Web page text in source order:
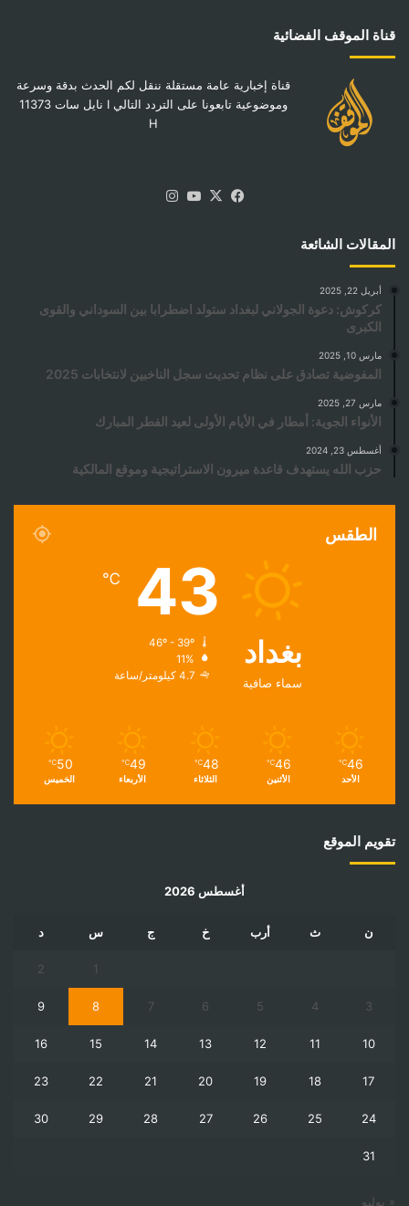
قناة الموقف الفضائية
قناة إخبارية عامة مستقلة ننقل لكم الحدث بدقة وسرعة
وموضوعية تابعونا على التردد التالي I نايل سات 11373
H
فيسبوك
‫X
‫YouTube
المقالات الشائعة
أبريل 22, 2025
كركوش: دعوة الجولاني لبغداد ستولد اضطرابا بين السوداني والقوى
الكبرى
مارس 10, 2025
المفوضية تصادق على نظام تحديث سجل الناخبين لانتخابات 2025
مارس 27, 2025
الأنواء الجوية: أمطار في الأيام الأولى لعيد الفطر المبارك
أغسطس 23, 2024
حزب الله يستهدف قاعدة ميرون الاستراتيجية وموقع المالكية
الطقس
بغداد
سماء صافية
43
℃
11%
4.7 كيلومتر/ساعة
46
℃
الأحد
46
℃
الأثنين
48
℃
الثلاثاء
49
℃
الأربعاء
50
℃
الخميس
تقويم الموقع
أغسطس 2026
ن ث أرب خ ج س د
1
2
3
4
5
6
7
8
9
10
11
12
13
14
15
16
17
18
19
20
21
22
23
24
25
26
27
28
29
30
31
« يوليو